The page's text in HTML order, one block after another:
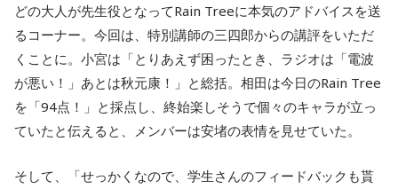
どの大人が先生役となってRain Treeに本気のアドバイスを送
るコーナー。今回は、特別講師の三四郎からの講評をいただ
くことに。小宮は「とりあえず困ったとき、ラジオは「電波
が悪い！」あとは秋元康！」と総括。相田は今日のRain Tree
を「94点！」と採点し、終始楽しそうで個々のキャラが立っ
ていたと伝えると、メンバーは安堵の表情を見せていた。
そして、「せっかくなので、学生さんのフィードバックも貰